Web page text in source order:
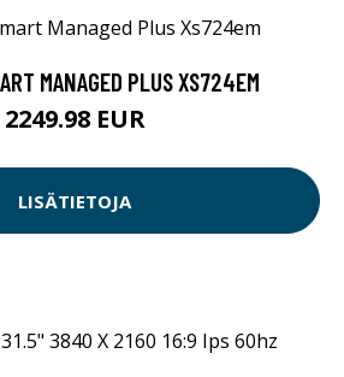
MANAGED PLUS XS724EM
2249.98 EUR
LISÄTIETOJA